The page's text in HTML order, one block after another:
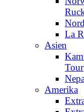
La
Asien
Tour
Amerika